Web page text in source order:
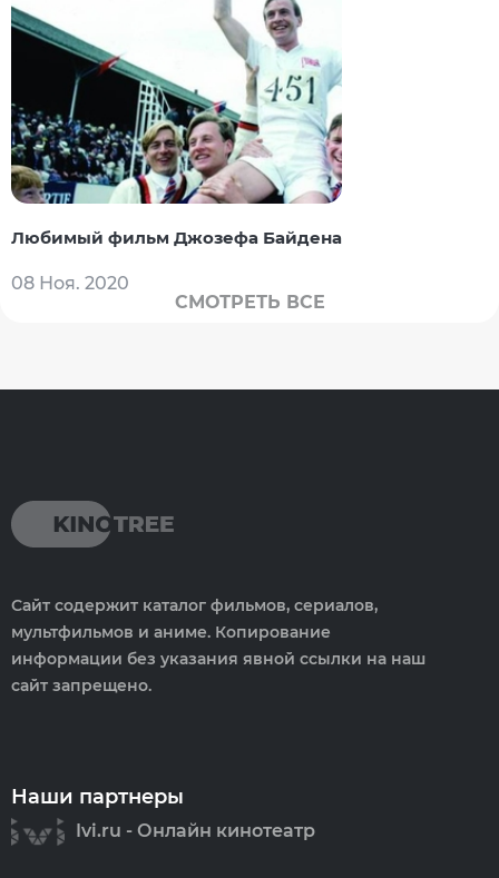
Любимый фильм Джозефа Байдена
08 Ноя. 2020
СМОТРЕТЬ ВСЕ
Сайт содержит каталог фильмов, сериалов,
мультфильмов и аниме. Копирование
информации без указания явной ссылки на наш
сайт запрещено.
Наши партнеры
Ivi.ru - Онлайн кинотеатр